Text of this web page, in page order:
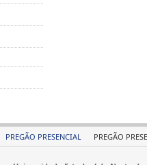
PREGÃO PRESENCIAL PREGÃO